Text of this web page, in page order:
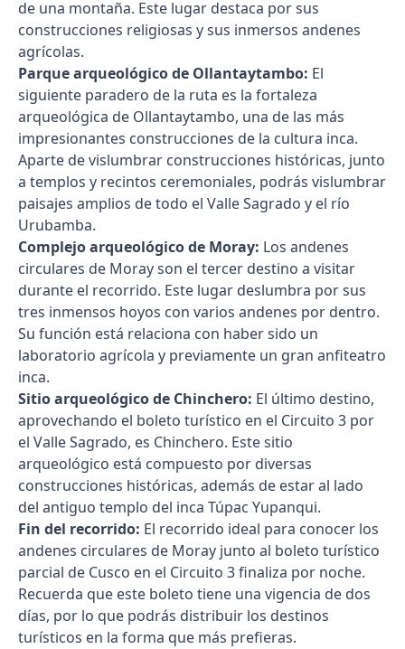
de una montaña. Este lugar destaca por sus
construcciones religiosas y sus inmersos andenes
agrícolas.
Parque arqueológico de Ollantaytambo: El
siguiente paradero de la ruta es la fortaleza
arqueológica de Ollantaytambo, una de las más
impresionantes construcciones de la cultura inca.
Aparte de vislumbrar construcciones históricas, junto
a templos y recintos ceremoniales, podrás vislumbrar
paisajes amplios de todo el Valle Sagrado y el río
Urubamba.
Complejo arqueológico de Moray: Los andenes
circulares de Moray son el tercer destino a visitar
durante el recorrido. Este lugar deslumbra por sus
tres inmensos hoyos con varios andenes por dentro.
Su función está relaciona con haber sido un
laboratorio agrícola y previamente un gran anfiteatro
inca.
Sitio arqueológico de Chinchero: El último destino,
aprovechando el boleto turístico en el Circuito 3 por
el Valle Sagrado, es Chinchero. Este sitio
arqueológico está compuesto por diversas
construcciones históricas, además de estar al lado
del antiguo templo del inca Túpac Yupanqui.
Fin del recorrido: El recorrido ideal para conocer los
andenes circulares de Moray junto al boleto turístico
parcial de Cusco en el Circuito 3 finaliza por noche.
Recuerda que este boleto tiene una vigencia de dos
días, por lo que podrás distribuir los destinos
turísticos en la forma que más prefieras.